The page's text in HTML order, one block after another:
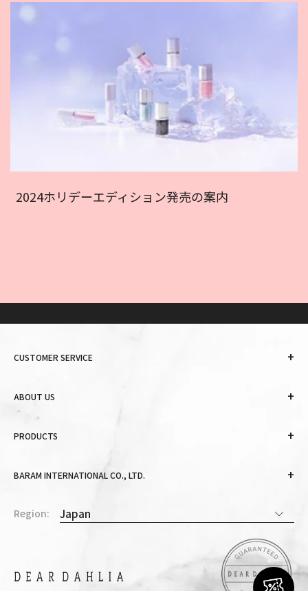
2024ホリデーエディション発売の案内
ABOUT US +
PRODUCTS +
CUSTOMER SERVICE +
BARAM INTERNATIONAL CO., LTD. +
Region: